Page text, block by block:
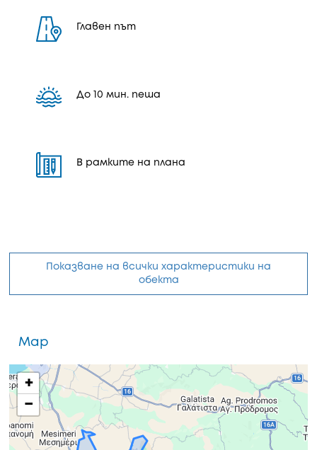
Главен път
До 10 мин. пеша
В рамките на плана
Показване на всички характеристики на
обекта
Map
+
−